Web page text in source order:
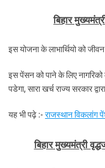
बिहार
इस योजना के लाभार्थियो को
इस पेंसन को पाने के लिए नागरिको
पडेगा, सारा खर्च राज्य सरकार
यह भी पढ़े :- राजस्थान
बिहार मुख्यमंत्री